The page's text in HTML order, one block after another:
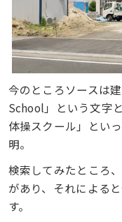
今のところソースは
School」という文字
体操スクール」とい
明。
検索してみたところ
があり、それによる
す。